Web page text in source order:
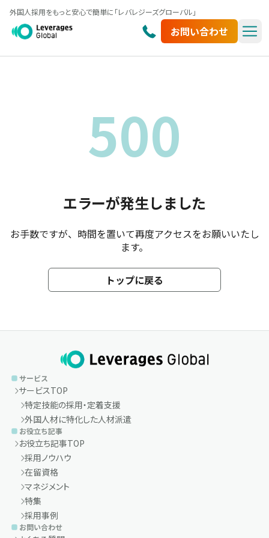
外国人採用をもっと安心で簡単に「レバレジーズグローバル」
お問い合わせ
500
エラーが発生しました
お手数ですが、時間を置いて再度アクセスをお願いいたし
ます。
トップに戻る
サービス
サービスTOP
特定技能の採用・定着支援
外国人材に特化した人材派遣
お役立ち記事
お役立ち記事TOP
採用ノウハウ
在留資格
マネジメント
特集
採用事例
お問い合わせ